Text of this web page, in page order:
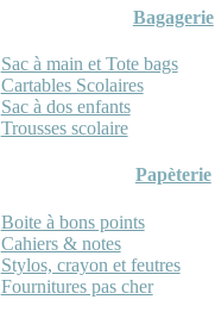
Bagagerie
Sac à main et Tote bags
Cartables Scolaires
Sac à dos enfants
Trousses scolaire
Papèterie
Boite à bons points
Cahiers & notes
Stylos, crayon et feutres
Fournitures pas cher